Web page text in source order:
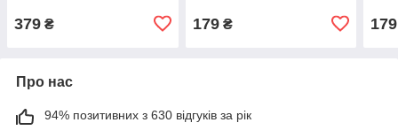
379 ₴ 179₴ 179
Про нас
94% позитивних з 630 відгуків за рік